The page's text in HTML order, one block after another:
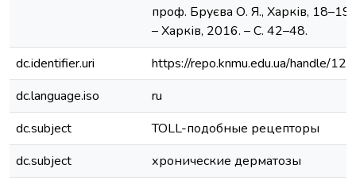
проф. Бруєва О. Я., Харків,
– Харків, 2016. – С. 42–48.
dc.identifier.uri
https://repo.knmu.edu.ua/handle/
dc.language.iso
ru
dc.subject
TOLL-подобные рецепторы
dc.subject
хронические дерматозы